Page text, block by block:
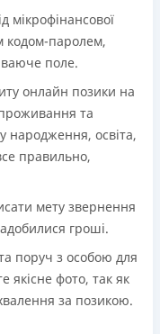
мікрофінансової
кодом-паролем,
поле.
онлайн позики на
та
народження, освіта,
правильно,
мету звернення
гроші.
поруч з особою для
якісне фото, так як
за позикою.